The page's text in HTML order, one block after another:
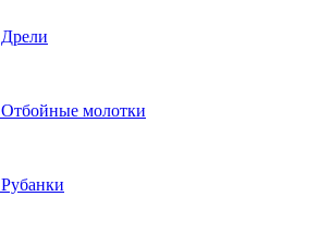
Дрели
Отбойные молотки
Рубанки